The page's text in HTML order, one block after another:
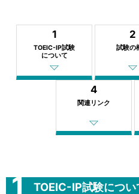
1
TOEIC-IP試験
について
2
試験の
4
関連リンク
TOEIC-IP試験につい